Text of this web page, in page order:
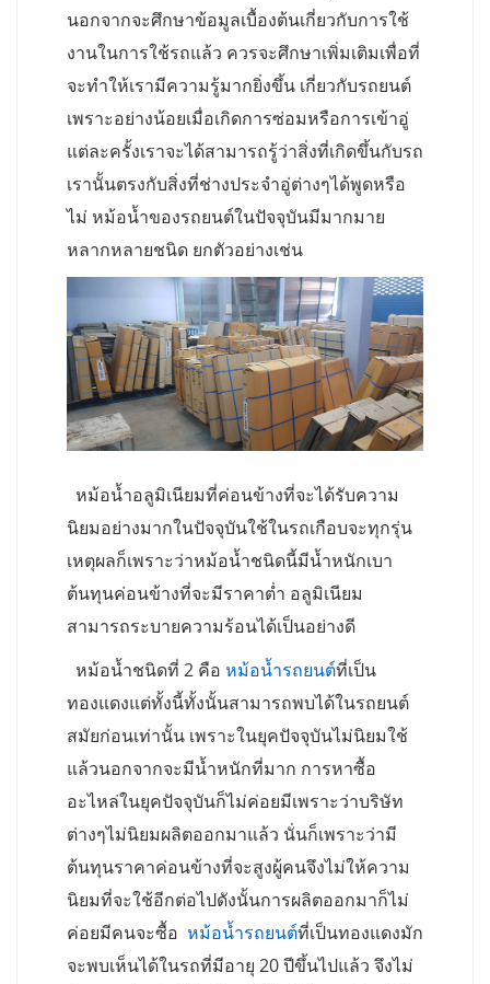
นอกจากจะศึกษาข้อมูลเบื้องต้นเกี่ยวกับการใช้
งานในการใช้รถแล้ว ควรจะศึกษาเพิ่มเติมเพื่อที่
จะทำให้เรามีความรู้มากยิ่งขึ้น เกี่ยวกับรถยนต์
เพราะอย่างน้อยเมื่อเกิดการซ่อมหรือการเข้าอู่
แต่ละครั้งเราจะได้สามารถรู้ว่าสิ่งที่เกิดขึ้นกับรถ
เรานั้นตรงกับสิ่งที่ช่างประจำอู่ต่างๆได้พูดหรือ
ไม่ หม้อน้ำของรถยนต์ในปัจจุบันมีมากมาย
หลากหลายชนิด ยกตัวอย่างเช่น
หม้อน้ำอลูมิเนียมที่ค่อนข้างที่จะได้รับความ
นิยมอย่างมากในปัจจุบันใช้ในรถเกือบจะทุกรุ่น
เหตุผลก็เพราะว่าหม้อน้ำชนิดนี้มีน้ำหนักเบา
ต้นทุนค่อนข้างที่จะมีราคาต่ำ อลูมิเนียม
สามารถระบายความร้อนได้เป็นอย่างดี
หม้อน้ำชนิดที่ 2 คือ หม้อน้ำรถยนต์ที่เป็น
ทองแดงแต่ทั้งนี้ทั้งนั้นสามารถพบได้ในรถยนต์
สมัยก่อนเท่านั้น เพราะในยุคปัจจุบันไม่นิยมใช้
แล้วนอกจากจะมีน้ำหนักที่มาก การหาซื้อ
อะไหล่ในยุคปัจจุบันก็ไม่ค่อยมีเพราะว่าบริษัท
ต่างๆไม่นิยมผลิตออกมาแล้ว นั่นก็เพราะว่ามี
ต้นทุนราคาค่อนข้างที่จะสูงผู้คนจึงไม่ให้ความ
นิยมที่จะใช้อีกต่อไปดังนั้นการผลิตออกมาก็ไม่
ค่อยมีคนจะซื้อ หม้อน้ำรถยนต์ที่เป็นทองแดงมัก
จะพบเห็นได้ในรถที่มีอายุ 20 ปีขึ้นไปแล้ว จึงไม่